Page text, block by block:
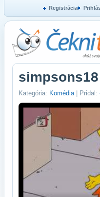
Registrácia
simpsons18
Kategória: Komédia | Pridal: